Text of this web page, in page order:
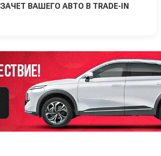
ЗАЧЕТ ВАШЕГО АВТО В TRADE-IN